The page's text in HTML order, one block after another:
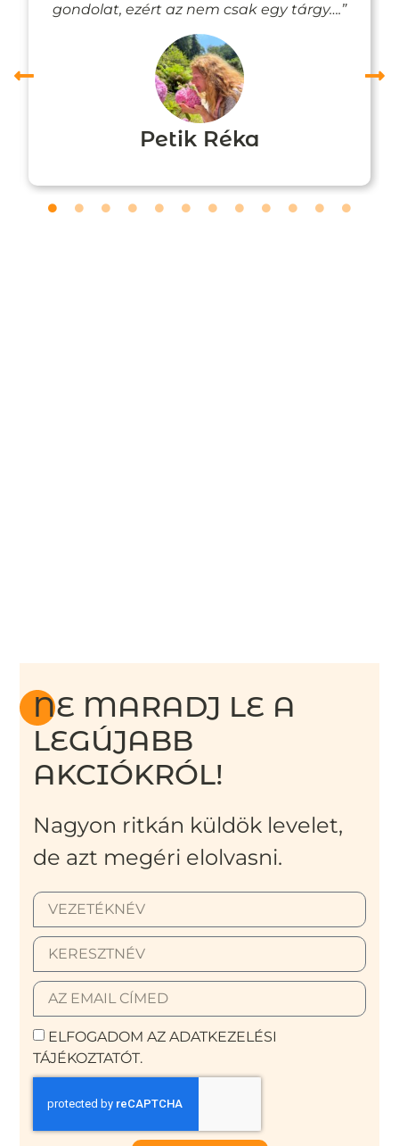
gondolat, ezért az nem csak egy tárgy….”
Petik Réka
NE MARADJ LE A
LEGÚJABB
AKCIÓKRÓL!
Nagyon ritkán küldök levelet,
de azt megéri elolvasni.
ELFOGADOM AZ ADATKEZELÉSI
TÁJÉKOZTATÓT.